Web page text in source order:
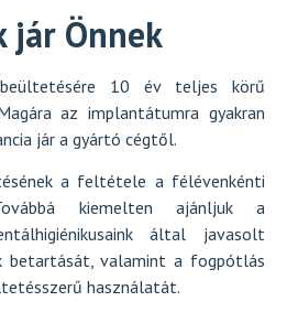
jár Önnek
10 év teljes körű
az implantátumra gyakran
jár a gyártó cégtől.
a feltétele a félévenkénti
kiemelten ajánljuk a
által javasolt
betartását, valamint a fogpótlás
használatát.